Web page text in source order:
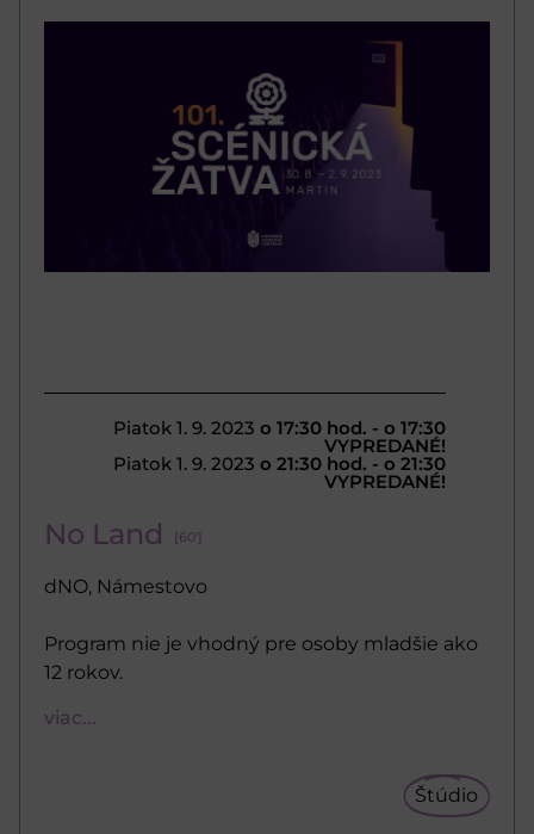
Piatok 1. 9. 2023 o 17:30 hod. - o 17:30
VYPREDANÉ!
Piatok 1. 9. 2023 o 21:30 hod. - o 21:30
VYPREDANÉ!
No Land [60']
dNO, Námestovo
Program nie je vhodný pre osoby mladšie ako
12 rokov.
viac...
Štúdio